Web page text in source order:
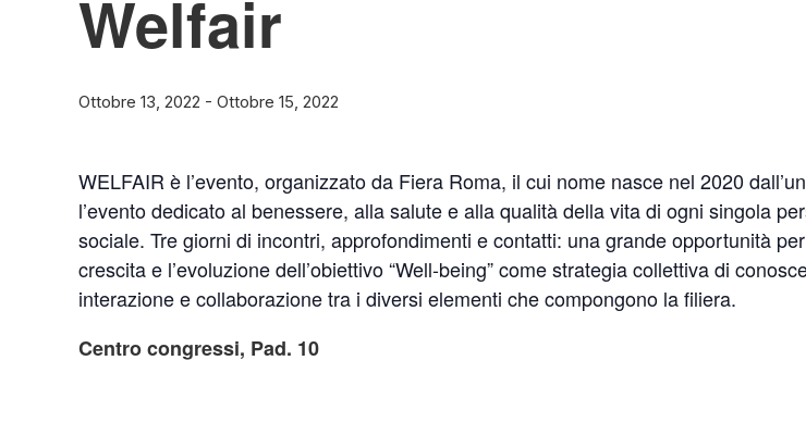
Welfair
Ottobre 13, 2022 - Ottobre 15, 2022
WELFAIR è l’evento, organizzato da Fiera Roma, il cui nome nasce nel 2020
l’evento dedicato al benessere, alla salute e alla qualità della vita di ogni singola
sociale. Tre giorni di incontri, approfondimenti e contatti: una grande opportunità
crescita e l’evoluzione dell’obiettivo “Well-being” come strategia collettiva di
interazione e collaborazione tra i diversi elementi che compongono la filiera.
Centro congressi, Pad. 10